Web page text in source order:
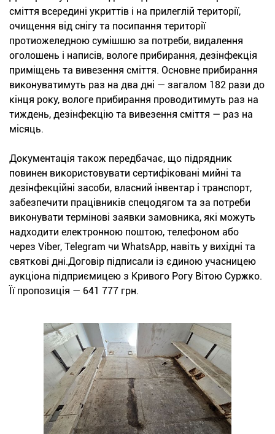
сміття всередині укриттів і на прилеглій території,
очищення від снігу та посипання території
протиожеледною сумішшю за потреби, видалення
оголошень і написів, вологе прибирання, дезінфекція
приміщень та вивезення сміття. Основне прибирання
виконуватимуть раз на два дні — загалом 182 рази до
кінця року, вологе прибирання проводитимуть раз на
тиждень, дезінфекцію та вивезення сміття — раз на
місяць.
Документація також передбачає, що підрядник
повинен використовувати сертифіковані мийні та
дезінфекційні засоби, власний інвентар і транспорт,
забезпечити працівників спецодягом та за потреби
виконувати термінові заявки замовника, які можуть
надходити електронною поштою, телефоном або
через Viber, Telegram чи WhatsApp, навіть у вихідні та
святкові дні.Договір підписали із єдиною учасницею
аукціона підприємицею з Кривого Рогу Вітою Суржко.
Її пропозиція — 641 777 грн.